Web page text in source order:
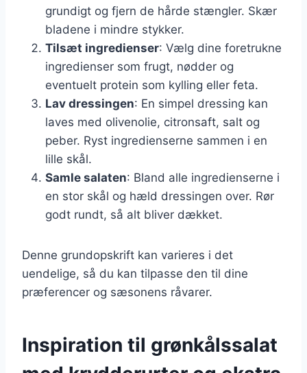
grundigt og fjern de hårde stængler. Skær
bladene i mindre stykker.
Tilsæt ingredienser: Vælg dine foretrukne
ingredienser som frugt, nødder og
eventuelt protein som kylling eller feta.
Lav dressingen: En simpel dressing kan
laves med olivenolie, citronsaft, salt og
peber. Ryst ingredienserne sammen i en
lille skål.
Samle salaten: Bland alle ingredienserne i
en stor skål og hæld dressingen over. Rør
godt rundt, så alt bliver dækket.
Denne grundopskrift kan varieres i det
uendelige, så du kan tilpasse den til dine
præferencer og sæsonens råvarer.
Inspiration til grønkålssalat